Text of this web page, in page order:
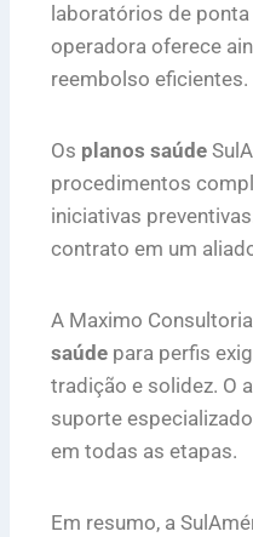
laboratórios de
operadora oferece
reembolso eficientes.
Os planos saúde
procedimentos
iniciativas
contrato em um
A Maximo
saúde para perfis
tradição e solidez. O
suporte
em todas as etapas.
Em resumo, a